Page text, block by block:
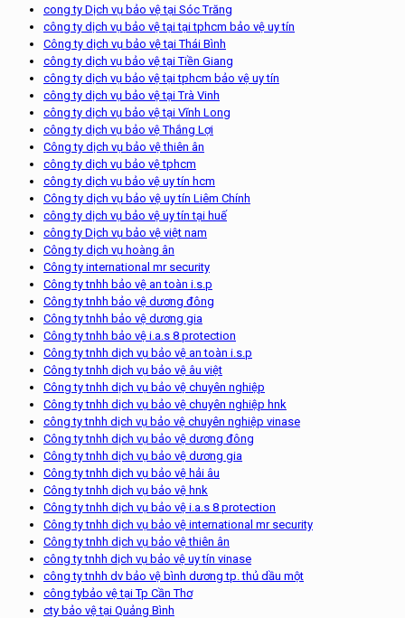
cong ty Dịch vụ bảo vệ tại Sóc Trăng
công ty dịch vụ bảo vệ tại tại tphcm bảo vệ uy tín
Công ty dịch vụ bảo vệ tại Thái Bình
công ty dịch vụ bảo vệ tại Tiền Giang
công ty dịch vụ bảo vệ tại tphcm bảo vệ uy tín
công ty dịch vụ bảo vệ tại Trà Vinh
công ty dịch vụ bảo vệ tại Vĩnh Long
công ty dịch vụ bảo vệ Thắng Lợi
Công ty dịch vụ bảo vệ thiên ân
công ty dịch vụ bảo vệ tphcm
công ty dịch vụ bảo vệ uy tín hcm
Công ty dịch vụ bảo vệ uy tín Liêm Chính
công ty dịch vụ bảo vệ uy tín tại huế
công ty Dịch vụ bảo vệ việt nam
Công ty dịch vụ hoàng ân
Công ty international mr security
Công ty tnhh bảo vệ an toàn i.s.p
Công ty tnhh bảo vệ dương đông
Công ty tnhh bảo vệ dương gia
Công ty tnhh bảo vệ i.a.s 8 protection
Công ty tnhh dịch vụ bảo vệ an toàn i.s.p
Công ty tnhh dịch vụ bảo vệ âu việt
Công ty tnhh dịch vụ bảo vệ chuyên nghiệp
Công ty tnhh dịch vụ bảo vệ chuyên nghiệp hnk
công ty tnhh dịch vụ bảo vệ chuyên nghiệp vinase
Công ty tnhh dịch vụ bảo vệ dương đông
Công ty tnhh dịch vụ bảo vệ dương gia
Công ty tnhh dịch vụ bảo vệ hải âu
Công ty tnhh dịch vụ bảo vệ hnk
Công ty tnhh dịch vụ bảo vệ i.a.s 8 protection
Công ty tnhh dịch vụ bảo vệ international mr security
Công ty tnhh dịch vụ bảo vệ thiên ân
công ty tnhh dịch vụ bảo vệ uy tín vinase
công ty tnhh dv bảo vệ bình dương tp. thủ dầu một
công tybảo vệ tại Tp Cần Thơ
cty bảo vệ tại Quảng Bình